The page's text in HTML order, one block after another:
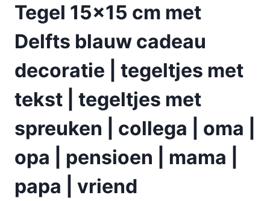
Tegel 15×15 cm met
Delfts blauw cadeau
decoratie | tegeltjes met
tekst | tegeltjes met
spreuken | collega | oma |
opa | pensioen | mama |
papa | vriend